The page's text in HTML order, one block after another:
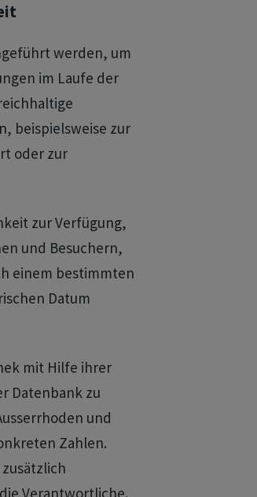
werden, um
im Laufe der
beispielsweise zur
oder zur
zur Verfügung,
und Besuchern,
einem bestimmten
Datum
mit Hilfe ihrer
Datenbank zu
und
Zahlen.
Verantwortliche.